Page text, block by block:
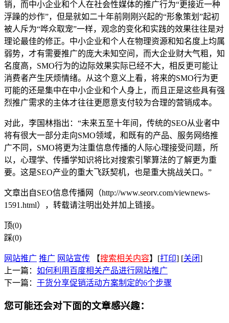
销，而中小企业和个人在社会性媒体的推广行为“更接近一种
浮躁的炒作”，但是就如二十年前刚刚兴起的“形象策划”起初
被人斥为“哗众取宠”一样，观念的变化和实践的效果往往是对
理论最佳的修正。中小企业和个人在物理资源和知名度上均属
弱势，才有需要推广的庞大未知空间，而大企业财大气粗，知
名度高，SMO行为的边际效果实际已经不大，相反更可能让
消费者产生厌烦情绪。从这个意义上看，将来的SMO行为更
可能的还是集中在中小企业和个人身上，而且正是这些具有强
烈推广需求的主体才往往更愿意支付较为合理的营销成本。
对此，李国林指出：“未来五至十年间，传统的SEO从业者中
将有很大一部分走向SMO领域，和既有的产品、服务网络推
广不同，SMO将更为注重信息传播的人际心理接受问题，所
以，心理学、传播学知识将比对搜索引擎算法的了解更为重
要。这是SEO产业的重大飞跃契机，也是重大挑战关口。”
文章出自SEO信息传播网（http://www.seorv.com/viewnews-
1591.html），转载请注明出处并加上链接。
顶(0)
踩(0)
网站推广 推广 网站宣传 【搜索相关内容】[打印] [关闭]
上一篇： 如何利用百度相关产品进行网站推广
下一篇： 干货分享促销活动方案制定的6个步骤
您可能还会对下面的文章感兴趣：